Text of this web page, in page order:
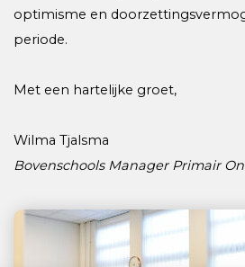
optimisme en
periode.
Met een hartelijke groet,
Wilma Tjalsma
Bovenschools Manager Primair